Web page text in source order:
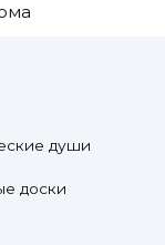
души
доски